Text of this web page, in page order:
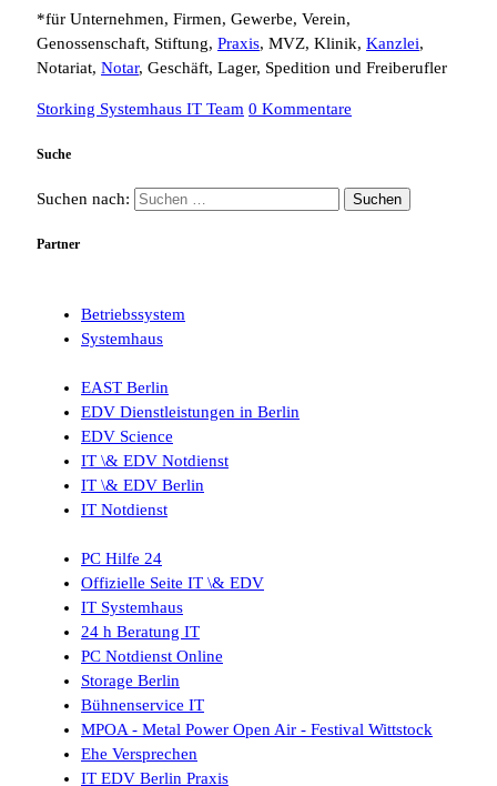
*für Unternehmen, Firmen, Gewerbe, Verein,
Genossenschaft, Stiftung, Praxis, MVZ, Klinik, Kanzlei,
Notariat, Notar, Geschäft, Lager, Spedition und Freiberufler
Storking Systemhaus IT Team 0 Kommentare
Suche
Suchen nach:
Partner
Betriebssystem
Systemhaus
EAST Berlin
EDV Dienstleistungen in Berlin
EDV Science
IT \& EDV Notdienst
IT \& EDV Berlin
IT Notdienst
PC Hilfe 24
Offizielle Seite IT \& EDV
IT Systemhaus
24 h Beratung IT
PC Notdienst Online
Storage Berlin
Bühnenservice IT
MPOA - Metal Power Open Air - Festival Wittstock
Ehe Versprechen
IT EDV Berlin Praxis